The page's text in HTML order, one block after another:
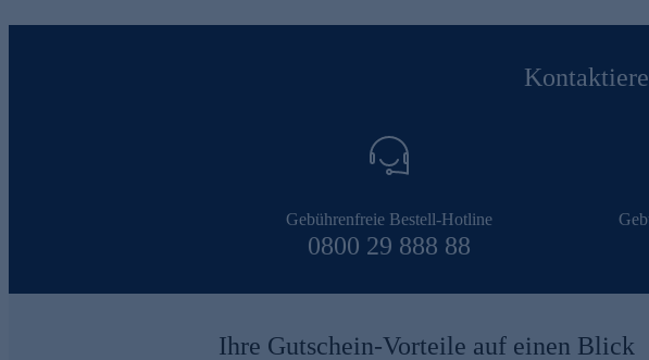
Gebührenfreie Bestell-Hotline
0800 29 888 88
Ihre Gutschein-Vorteile auf einen Blick